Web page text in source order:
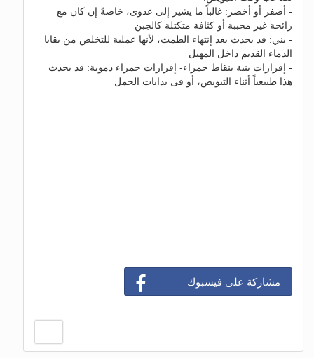
- أصفر أو أخضر: غالباً ما يشير إلى عدوى، خاصةً إن كان مع
رائحة غير محببة أو كثافة متكتلة كالجبن
- بني: قد يحدث بعد إنتهاء الطمث، لأنها عملية للتخلص من بقايا
الدماء القديم داخل المهبل
- إفرازات بنية بنقاط حمراء- إفرازات حمراء دموية: قد يحدث
هذا طبيعياً أثناء التبويض، أو فى بدايات الحمل
مشاركة على فيسبوك